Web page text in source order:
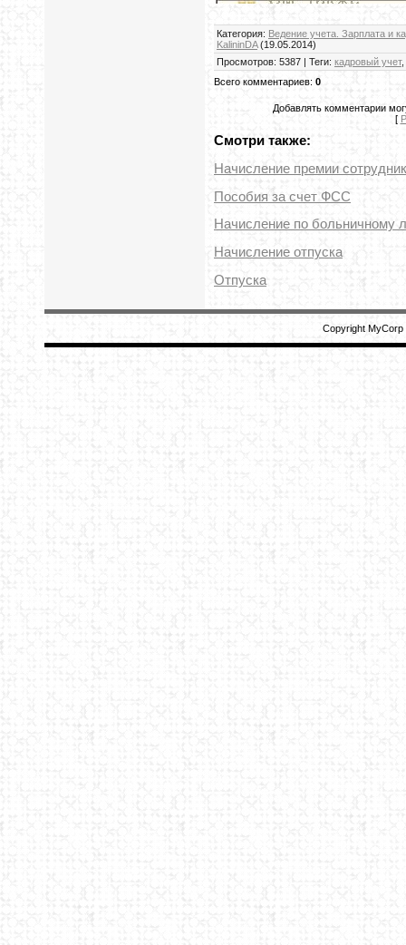
Категория: Ведение учета. Зарплата и
KalininDA(19.05.2014)
Просмотров: 5387 | Теги: кадровый учет,
Всего комментариев: 0
Добавлять комментарии
[
Смотри также:
Начисление премии
Пособия за счет ФСС
Начисление по больничному
Начисление отпуска
Отпуска
Copyright MyCorp